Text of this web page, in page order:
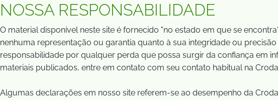
NOSSA RESPONSABILIDADE
O material disponível neste site é fornecido "no estado em que se
nenhuma representação ou garantia quanto à sua integridade ou
responsabilidade por qualquer perda que possa surgir da confiança em
materiais publicados, entre em contato com seu contato habitual na
Algumas declarações em nosso site referem-se ao desempenho da